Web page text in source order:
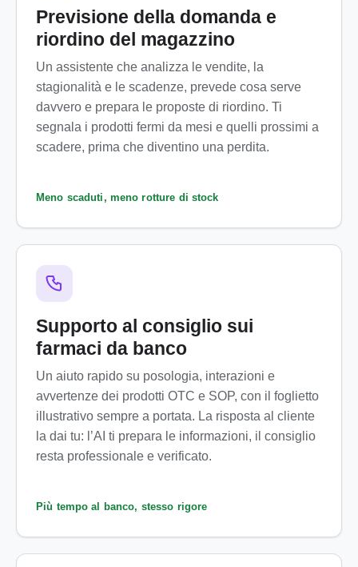
Previsione della domanda e
riordino del magazzino
Un assistente che analizza le vendite, la
stagionalità e le scadenze, prevede cosa serve
davvero e prepara le proposte di riordino. Ti
segnala i prodotti fermi da mesi e quelli prossimi a
scadere, prima che diventino una perdita.
Meno scaduti, meno rotture di stock
Supporto al consiglio sui
farmaci da banco
Un aiuto rapido su posologia, interazioni e
avvertenze dei prodotti OTC e SOP, con il foglietto
illustrativo sempre a portata. La risposta al cliente
la dai tu: l’AI ti prepara le informazioni, il consiglio
resta professionale e verificato.
Più tempo al banco, stesso rigore